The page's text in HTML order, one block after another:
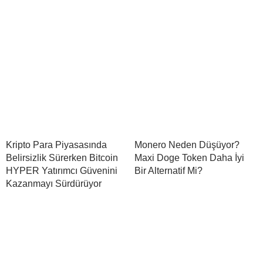
Kripto Para Piyasasında
Belirsizlik Sürerken Bitcoin
HYPER Yatırımcı Güvenini
Kazanmayı Sürdürüyor
Monero Neden Düşüyor?
Maxi Doge Token Daha İyi
Bir Alternatif Mi?